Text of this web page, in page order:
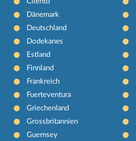
Dänemark
Deutschland
Dodekanes
Estland
Finnland
Frankreich
Fuerteventura
Griechenland
Grossbritannien
Guernsey